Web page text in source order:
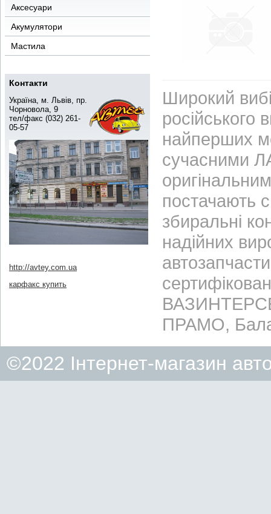
Аксесуари
Акумулятори
Мастила
Контакти
Україна, м. Львів, пр.
Чорновола, 9
тел/факс (032) 261-
05-57
http://avtey.com.ua
карфакс купить
Широкий
найперших
сучасними
постачають
збиральні
надійних
ПРАМО,
©2022 Інтернет-магазин